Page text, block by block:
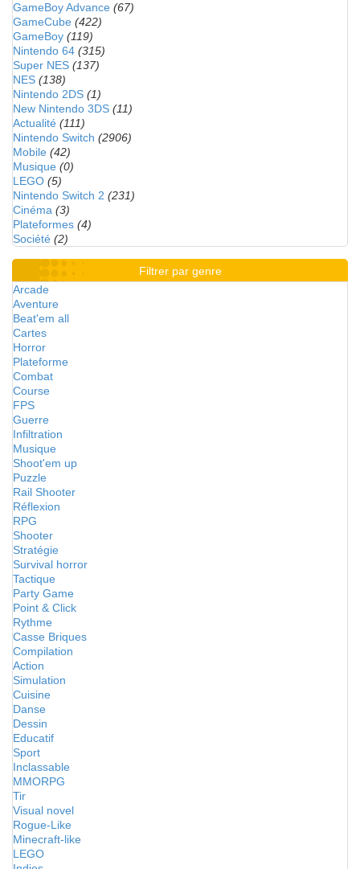
GameBoy Advance (67)
GameCube (422)
GameBoy (119)
Nintendo 64 (315)
Super NES (137)
NES (138)
Nintendo 2DS (1)
New Nintendo 3DS (11)
Actualité (111)
Nintendo Switch (2906)
Mobile (42)
Musique (0)
LEGO (5)
Nintendo Switch 2 (231)
Cinéma (3)
Plateformes (4)
Société (2)
Filtrer par genre
Arcade
Aventure
Beat'em all
Cartes
Horror
Plateforme
Combat
Course
FPS
Guerre
Infiltration
Musique
Shoot'em up
Puzzle
Rail Shooter
Réflexion
RPG
Shooter
Stratégie
Survival horror
Tactique
Party Game
Point & Click
Rythme
Casse Briques
Compilation
Action
Simulation
Cuisine
Danse
Dessin
Educatif
Sport
Inclassable
MMORPG
Tir
Visual novel
Rogue-Like
Minecraft-like
LEGO